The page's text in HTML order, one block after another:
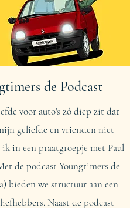
de Podcast
voor auto's zó diep zit dat
geliefde en vrienden niet
in een praatgroepje met Paul
de podcast Youngtimers de
bieden we structuur aan een
Naast de podcast